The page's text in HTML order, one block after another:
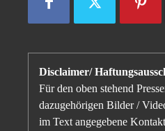
Disclaimer/
Für den oben stehend
dazugehörigen Bilder /
im Text angegebene